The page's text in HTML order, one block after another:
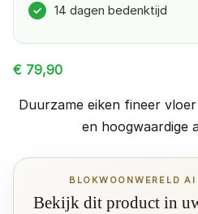
✓ 14 dagen bedenktijd
€ 79,90
Duurzame eiken fineer
en hoogwaardige
BLOKWOONWERELD
Bekijk dit product in